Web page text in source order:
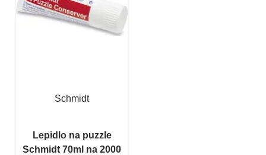
Schmidt
Lepidlo na puzzle
Schmidt 70ml na 2000